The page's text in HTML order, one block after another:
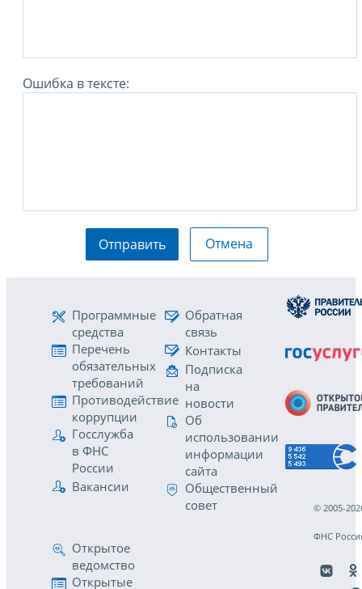
Ошибка в тексте:
Отправить Отмена
Программные
средства
Перечень
обязательных
требований
Противодействие
коррупции
Госслужба
в ФНС
России
Вакансии
Обратная
связь
Контакты
Подписка
на
новости
Об
использовании
информации
сайта
Общественный
совет
Открытое
ведомство
Открытые
© 2005-
ФНС